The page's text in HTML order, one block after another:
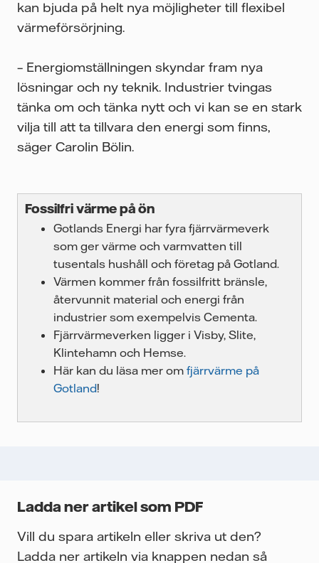
kan bjuda på helt nya möjligheter till flexibel
värmeförsörjning.
– Energiomställningen skyndar fram nya
lösningar och ny teknik. Industrier tvingas
tänka om och tänka nytt och vi kan se en stark
vilja till att ta tillvara den energi som finns,
säger Carolin Bölin.
Fossilfri värme på ön
Gotlands Energi har fyra fjärrvärmeverk
som ger värme och varmvatten till
tusentals hushåll och företag på Gotland.
Värmen kommer från fossilfritt bränsle,
återvunnit material och energi från
industrier som exempelvis Cementa.
Fjärrvärmeverken ligger i Visby, Slite,
Klintehamn och Hemse.
Här kan du läsa mer om fjärrvärme på
Gotland!
Ladda ner artikel som PDF
Vill du spara artikeln eller skriva ut den?
Ladda ner artikeln via knappen nedan så